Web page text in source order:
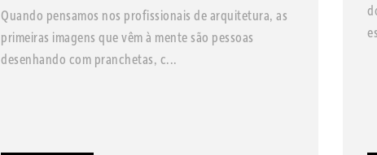
Quando pensamos nos profissionais de arquitetura, as
primeiras imagens que vêm à mente são pessoas
desenhando com pranchetas, c...